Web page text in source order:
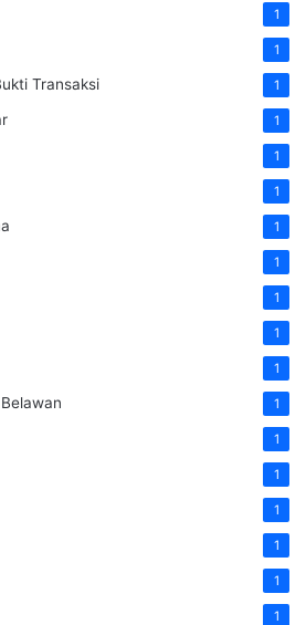
1
1
Transaksi 1
1
1
1
1
1
1
1
1
1
1
1
1
1
1
1